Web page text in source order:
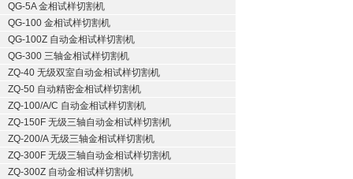
QG-5A 金相试样切割机
QG-100 金相试样切割机
QG-100Z 自动金相试样切割机
QG-300 三轴金相试样切割机
ZQ-40 无级双室自动金相试样切割机
ZQ-50 自动精密金相试样切割机
ZQ-100/A/C 自动金相试样切割机
ZQ-150F 无级三轴自动金相试样切割机
ZQ-200/A 无级三轴金相试样切割机
ZQ-300F 无级三轴自动金相试样切割机
ZQ-300Z 自动金相试样切割机